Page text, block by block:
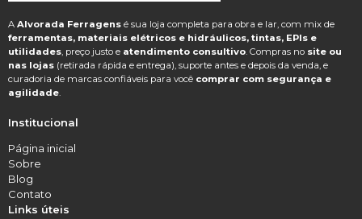
A Alvorada Ferragensé sua loja completa para obra e lar, com mix de
ferramentas, materiais elétricos e hidráulicos, tintas, EPIs e
utilidades, preço justo e atendimento consultivo. Compras no site ou
nas lojas(retirada rápida e entrega), suporte antes e depois da venda, e
curadoria de marcas confiáveis para você comprar com segurança e
agilidade.
Institucional
Página inicial
Sobre
Blog
Contato
Links úteis